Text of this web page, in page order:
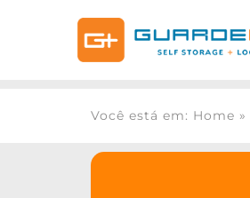
Você está em: Home »